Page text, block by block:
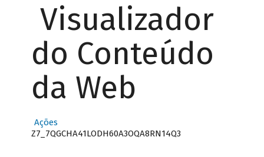
Visualizador
do Conteúdo
da Web
Ações
Z7_7QGCHA41LODH60A3OQA8RN14Q3